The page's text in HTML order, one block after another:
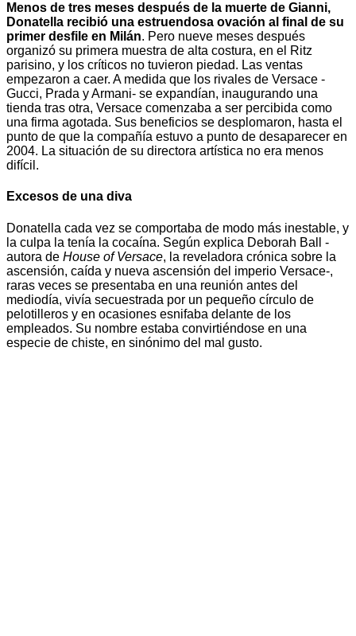
Menos de tres meses después de la muerte de Gianni,
Donatella recibió una estruendosa ovación al final de su
primer desfile en Milán. Pero nueve meses después
organizó su primera muestra de alta costura, en el Ritz
parisino, y los críticos no tuvieron piedad. Las ventas
empezaron a caer. A medida que los rivales de Versace -
Gucci, Prada y Armani- se expandían, inaugurando una
tienda tras otra, Versace comenzaba a ser percibida como
una firma agotada. Sus beneficios se desplomaron, hasta el
punto de que la compañía estuvo a punto de desaparecer en
2004. La situación de su directora artística no era menos
difícil.
Excesos de una diva
Donatella cada vez se comportaba de modo más inestable, y
la culpa la tenía la cocaína. Según explica Deborah Ball -
autora de House of Versace, la reveladora crónica sobre la
ascensión, caída y nueva ascensión del imperio Versace-,
raras veces se presentaba en una reunión antes del
mediodía, vivía secuestrada por un pequeño círculo de
pelotilleros y en ocasiones esnifaba delante de los
empleados. Su nombre estaba convirtiéndose en una
especie de chiste, en sinónimo del mal gusto.